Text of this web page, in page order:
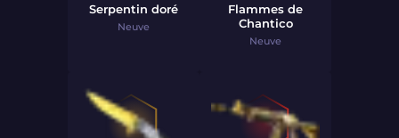
Serpentin doré
Neuve
Flammes de
Chantico
Neuve